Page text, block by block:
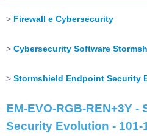
Chi
Corsi
Firewall e Cybersecurity
Cybersecurity Software
Stormshield Endpoint Security
EM-EVO-RGB-REN+3Y
Security Evolution - 101-